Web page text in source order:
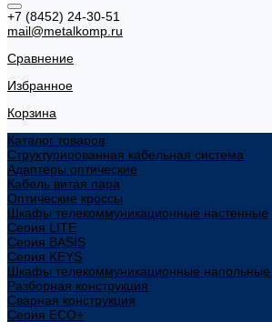
+7 (8452) 24-30-51
mail@metalkomp.ru
Сравнение
Избранное
Корзина
Каталог товаров
Структурированная кабельная система
Адаптеры оптические
Кабель витая пара
Оптические кроссы
Шкафы телекоммуникационные настенные
Cерия LITE
Cерия BASIS
Cерия KEYS
Шкафы телекоммуникационные напольные
Разборная конструкция
Сварная конструкция
Серия ECO+